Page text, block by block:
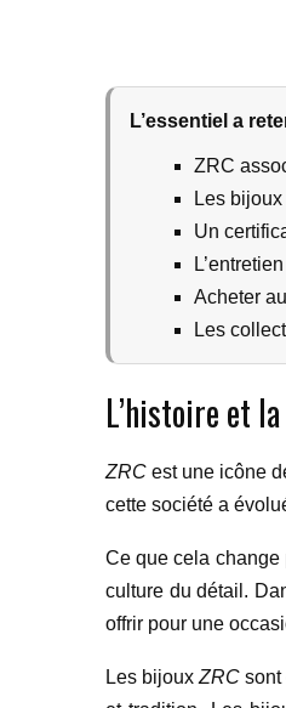
L’essentiel a
ZRC
Les
Un
Acheter
Les
L’histoire et
ZRC est une icône
cette société a
Ce que cela change
culture du détail.
offrir pour une
Les bijouxZRC sont